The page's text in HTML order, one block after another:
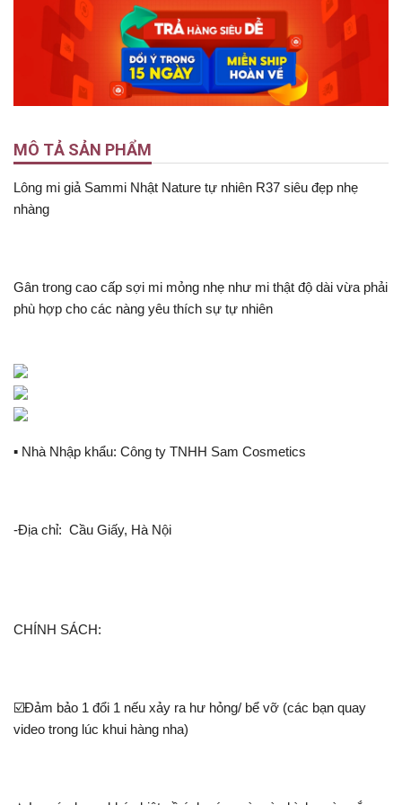
MÔ TẢ SẢN PHẨM
Lông mi giả Sammi Nhật Nature tự nhiên R37 siêu đẹp nhẹ
nhàng
Gân trong cao cấp sợi mi mỏng nhẹ như mi thật độ dài vừa phải
phù hợp cho các nàng yêu thích sự tự nhiên
▪️ Nhà Nhập khẩu: Công ty TNHH Sam Cosmetics
-Địa chỉ: Cầu Giấy, Hà Nội
CHÍNH SÁCH:
☑️Đảm bảo 1 đổi 1 nếu xảy ra hư hỏng/ bể vỡ (các bạn quay
video trong lúc khui hàng nha)